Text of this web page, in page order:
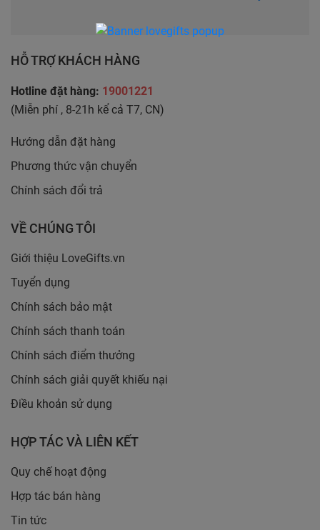
HỖ TRỢ KHÁCH HÀNG
Hotline đặt hàng: 19001221
(Miễn phí , 8-21h kể cả T7, CN)
Hướng dẫn đặt hàng
Phương thức vận chuyển
Chính sách đổi trả
VỀ CHÚNG TÔI
Giới thiệu LoveGifts.vn
Tuyển dụng
Chính sách bảo mật
Chính sách thanh toán
Chính sách điểm thưởng
Chính sách giải quyết khiếu nại
Điều khoản sử dụng
HỢP TÁC VÀ LIÊN KẾT
Quy chế hoạt động
Hợp tác bán hàng
Tin tức